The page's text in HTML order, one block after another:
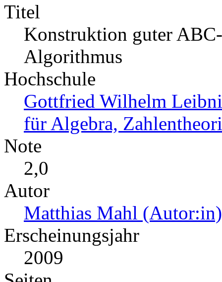
Titel
Konstruktion guter
Algorithmus
Hochschule
Gottfried Wilhelm
für Algebra,
Note
2,0
Autor
Matthias Mahl (Autor:in)
Erscheinungsjahr
2009